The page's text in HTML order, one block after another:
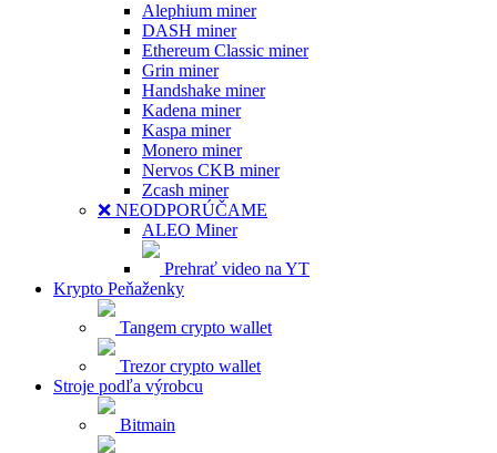
Alephium miner
DASH miner
Ethereum Classic miner
Grin miner
Handshake miner
Kadena miner
Kaspa miner
Monero miner
Nervos CKB miner
Zcash miner
❌ NEODPORÚČAME
ALEO Miner
Prehrať video na YT
Krypto Peňaženky
Tangem crypto wallet
Trezor crypto wallet
Stroje podľa výrobcu
Bitmain